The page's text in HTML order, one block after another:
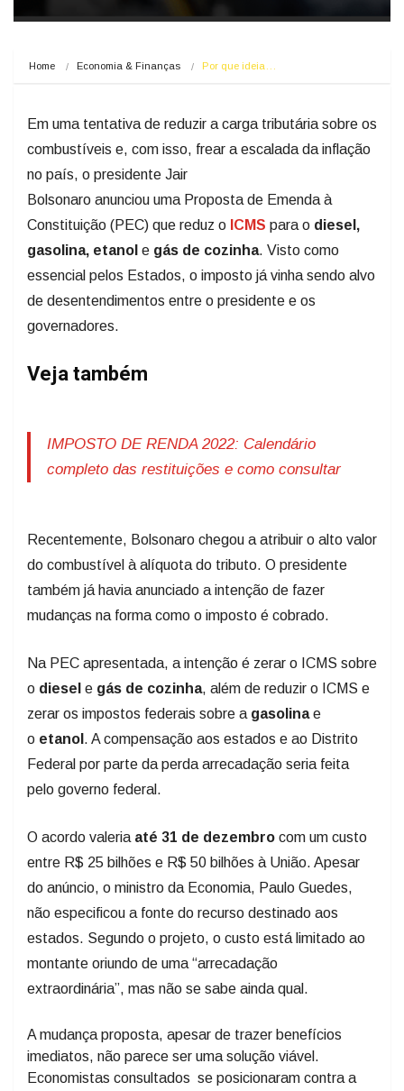
Home Economia & Finanças Por que ideia…
Em uma tentativa de reduzir a carga tributária sobre os
combustíveis e, com isso, frear a escalada da inflação
no país, o presidente Jair
Bolsonaro anunciou uma Proposta de Emenda à
Constituição (PEC) que reduz o ICMS para o diesel,
gasolina, etanol e gás de cozinha. Visto como
essencial pelos Estados, o imposto já vinha sendo alvo
de desentendimentos entre o presidente e os
governadores.
Veja também
IMPOSTO DE RENDA 2022: Calendário
completo das restituições e como consultar
Recentemente, Bolsonaro chegou a atribuir o alto valor
do combustível à alíquota do tributo. O presidente
também já havia anunciado a intenção de fazer
mudanças na forma como o imposto é cobrado.
Na PEC apresentada, a intenção é zerar o ICMS sobre
o diesel e gás de cozinha, além de reduzir o ICMS e
zerar os impostos federais sobre a gasolinae
o etanol . A compensação aos estados e ao Distrito
Federal por parte da perda arrecadação seria feita
pelo governo federal.
O acordo valeria até 31 de dezembro com um custo
entre R$ 25 bilhões e R$ 50 bilhões à União. Apesar
do anúncio, o ministro da Economia, Paulo Guedes,
não especificou a fonte do recurso destinado aos
estados. Segundo o projeto, o custo está limitado ao
montante oriundo de uma “arrecadação
extraordinária”, mas não se sabe ainda qual.
A mudança proposta, apesar de trazer benefícios
imediatos, não parece ser uma solução viável.
Economistas consultados se posicionaram contra a